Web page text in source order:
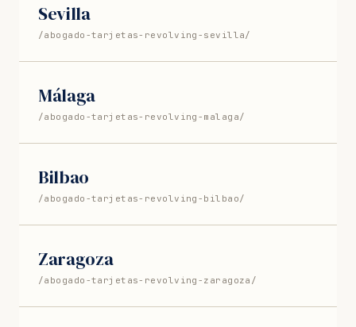
Sevilla
/abogado-tarjetas-revolving-sevilla/
Málaga
/abogado-tarjetas-revolving-malaga/
Bilbao
/abogado-tarjetas-revolving-bilbao/
Zaragoza
/abogado-tarjetas-revolving-zaragoza/